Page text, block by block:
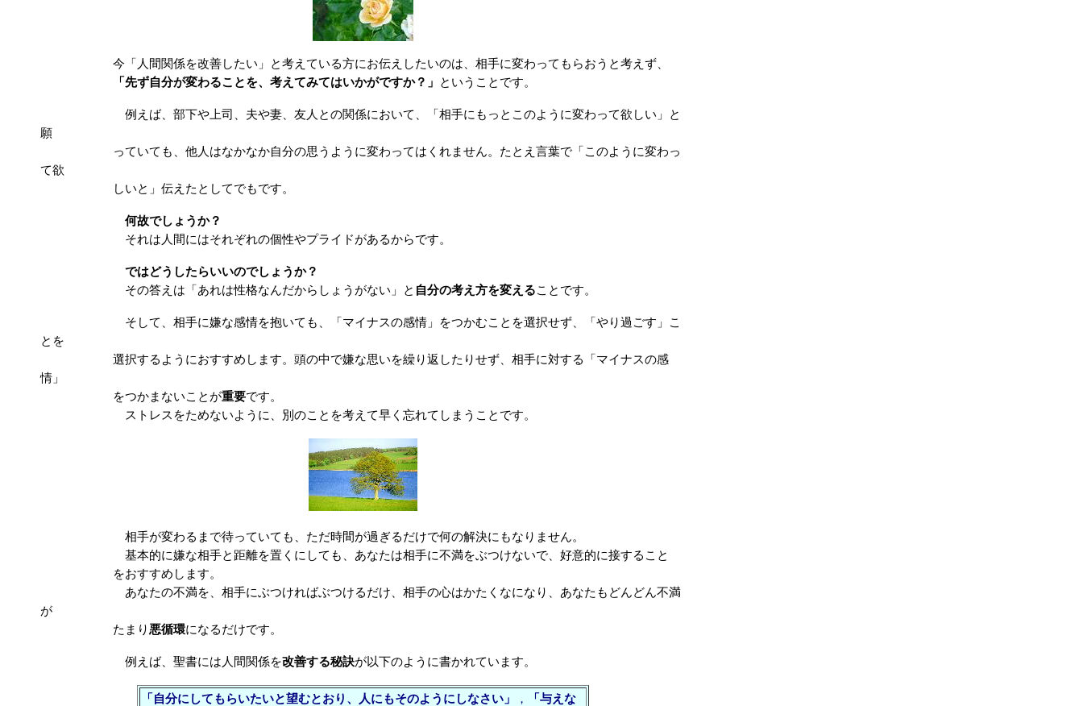
今「人間関係を改善したい」と考えている方にお伝えしたいのは、相手に変わってもらおうと考えず、
「先ず自分が変わることを、考えてみてはいかがですか？」
ということです。
例えば、部下や上司、夫や妻、友人との関係において、「相手にもっとこのように変わって欲しい」と
願
っていても、他人はなかなか自分の思うように変わってはくれません。たとえ言葉で「このように変わっ
て欲
しいと」伝えたとしてでもです。
何故でしょうか？
それは人間にはそれぞれの個性やプライドがあるからです。
ではどうしたらいいのでしょうか？
その答えは「あれは性格なんだからしょうがない」と 自分の考え方を変えることです。
そして、相手に嫌な感情を抱いても、「マイナスの感情」をつかむことを選択せず、「やり過ごす」こ
とを
選択するようにおすすめします。頭の中で嫌な思いを繰り返したりせず、相手に対する「マイナスの感
情」
をつかまないことが重要です。
ストレスをためないように、別のことを考えて早く忘れてしまうことです。
相手が変わるまで待っていても、ただ時間が過ぎるだけで何の解決にもなりません。
基本的に嫌な相手と距離を置くにしても、あなたは相手に不満をぶつけないで、好意的に接すること
をおすすめします。
あなたの不満を、相手にぶつければぶつけるだけ、相手の心はかたくなになり、あなたもどんどん不満
が
たまり 悪循環になるだけです。
例えば、聖書には人間関係を改善する秘訣が以下のように書かれています。
「自分にしてもらいたいと望むとおり、人にもそのようにしなさい」 ，
「与えな